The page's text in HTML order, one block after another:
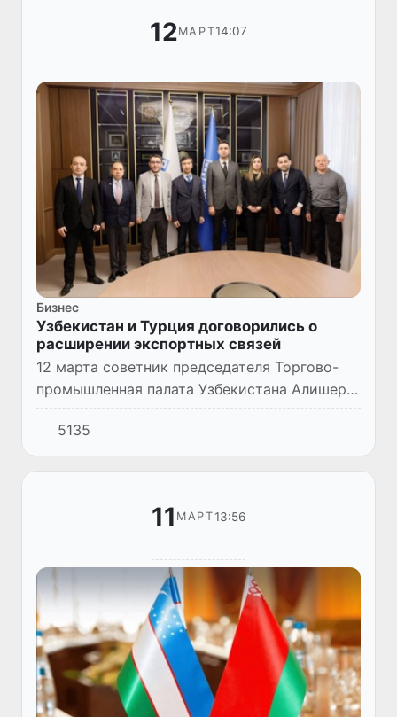
12МАРТ14:07
Бизнес
Узбекистан и Турция договорились о
расширении экспортных связей
12 марта советник председателя Торгово-
промышленная палата Узбекистана Алишер
Шайхов провел встречу с делегацией
Ассамблея экспортеров Турции (TİM) во
главе с менеджером по глобаль...
5135
11 МАРТ13:56